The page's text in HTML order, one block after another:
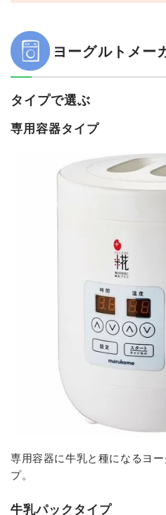
ヨーグルトメー
タイプで選ぶ
専用容器タイプ
専用容器に牛乳と種になるヨ
プ。
牛乳パックタイプ